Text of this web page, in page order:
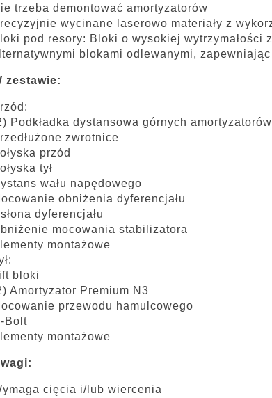
trzeba demontować amortyzatorów
wycinane laserowo materiały z
pod resory: Bloki o wysokiej wytrzymałości
blokami odlewanymi, zapewniając
zestawie:
Podkładka dystansowa górnych amortyzatorów
zwrotnice
przód
tył
wału napędowego
obniżenia dyferencjału
dyferencjału
mocowania stabilizatora
montażowe
bloki
Amortyzator Premium N3
przewodu hamulcowego
Bolt
montażowe
cięcia i/lub wiercenia